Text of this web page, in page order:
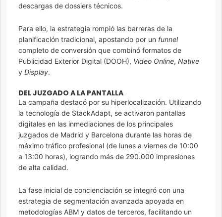
descargas de dossiers técnicos.
Para ello, la estrategia rompió las barreras de la
planificación tradicional, apostando por un funnel
completo de conversión que combinó formatos de
Publicidad Exterior Digital (DOOH), Video Online, Native
y Display.
DEL JUZGADO A LA PANTALLA
La campaña destacó por su hiperlocalización. Utilizando
la tecnología de StackAdapt, se activaron pantallas
digitales en las inmediaciones de los principales
juzgados de Madrid y Barcelona durante las horas de
máximo tráfico profesional (de lunes a viernes de 10:00
a 13:00 horas), logrando más de 290.000 impresiones
de alta calidad.
La fase inicial de concienciación se integró con una
estrategia de segmentación avanzada apoyada en
metodologías ABM y datos de terceros, facilitando un